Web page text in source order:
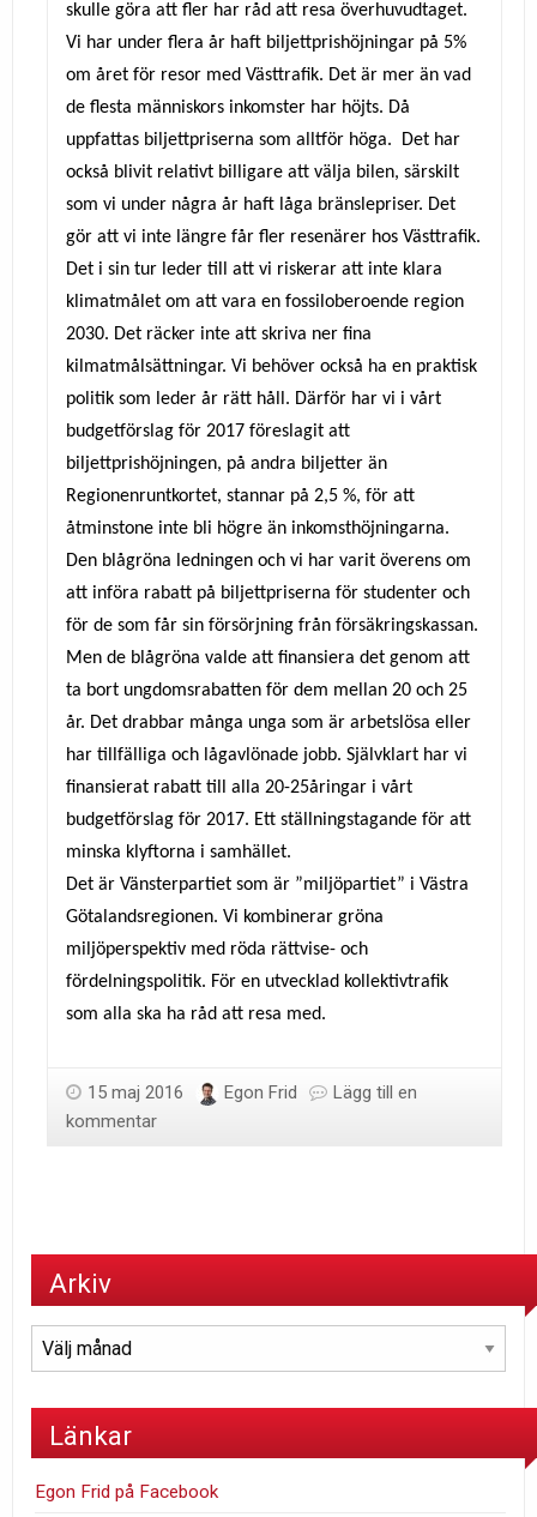
skulle göra att fler har råd att resa överhuvudtaget.
Vi har under flera år haft biljettprishöjningar på 5%
om året för resor med Västtrafik. Det är mer än vad
de flesta människors inkomster har höjts. Då
uppfattas biljettpriserna som alltför höga. Det har
också blivit relativt billigare att välja bilen, särskilt
som vi under några år haft låga bränslepriser. Det
gör att vi inte längre får fler resenärer hos Västtrafik.
Det i sin tur leder till att vi riskerar att inte klara
klimatmålet om att vara en fossiloberoende region
2030. Det räcker inte att skriva ner fina
kilmatmålsättningar. Vi behöver också ha en praktisk
politik som leder år rätt håll. Därför har vi i vårt
budgetförslag för 2017 föreslagit att
biljettprishöjningen, på andra biljetter än
Regionenruntkortet, stannar på 2,5 %, för att
åtminstone inte bli högre än inkomsthöjningarna.
Den blågröna ledningen och vi har varit överens om
att införa rabatt på biljettpriserna för studenter och
för de som får sin försörjning från försäkringskassan.
Men de blågröna valde att finansiera det genom att
ta bort ungdomsrabatten för dem mellan 20 och 25
år. Det drabbar många unga som är arbetslösa eller
har tillfälliga och lågavlönade jobb. Självklart har vi
finansierat rabatt till alla 20-25åringar i vårt
budgetförslag för 2017. Ett ställningstagande för att
minska klyftorna i samhället.
Det är Vänsterpartiet som är ”miljöpartiet” i Västra
Götalandsregionen. Vi kombinerar gröna
miljöperspektiv med röda rättvise- och
fördelningspolitik. För en utvecklad kollektivtrafik
som alla ska ha råd att resa med.
15 maj 2016 Egon Frid
Lägg till en
kommentar
Arkiv
Arkiv
Länkar
Egon Frid på Facebook